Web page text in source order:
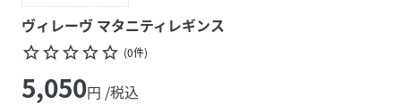
ヴィレーヴ マタニティレギンス
star_borderstar_borderstar_borderstar_borderstar_border (0件)
5,050円 /税込